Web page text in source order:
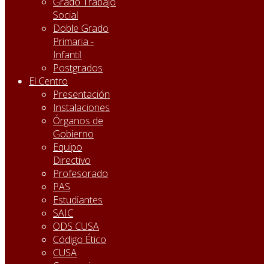
Social
Doble Grado
Primaria -
Infantil
Postgrados
El Centro
Presentación
Instalaciones
Órganos de
Gobierno
Equipo
Directivo
Profesorado
PAS
Estudiantes
SAIC
ODS CUSA
Código Ético
CUSA